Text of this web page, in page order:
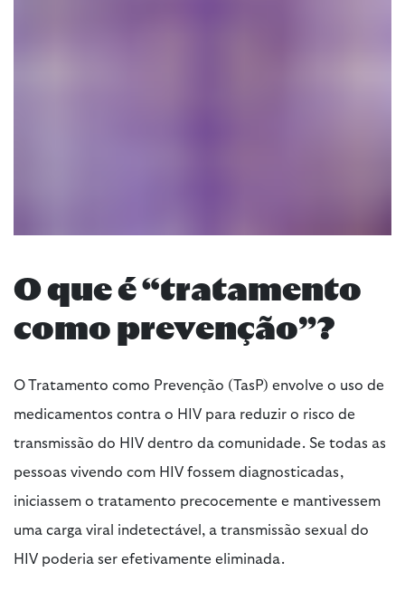
O que é “tratamento
como prevenção”?
O Tratamento como Prevenção (TasP) envolve o uso de
medicamentos contra o HIV para reduzir o risco de
transmissão do HIV dentro da comunidade. Se todas as
pessoas vivendo com HIV fossem diagnosticadas,
iniciassem o tratamento precocemente e mantivessem
uma carga viral indetectável, a transmissão sexual do
HIV poderia ser efetivamente eliminada.